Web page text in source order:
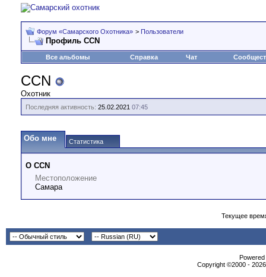
Форум «Самарского Охотника» > Пользователи
Профиль CCN
Все альбомы Справка Чат
CCN
Охотник
Последняя активность: 25.02.2021 07:45
Обо мне Статистика
О CCN
Местоположение
Самара
Текущее
Copyright ©2000 -